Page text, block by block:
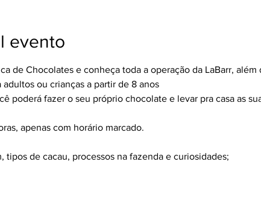
evento
de Chocolates e conheça toda a operação da LaBarr,
adultos ou crianças a partir de 8 anos
poderá fazer o seu próprio chocolate e levar pra casa as
apenas com horário marcado.
tipos de cacau, processos na fazenda e curiosidades;